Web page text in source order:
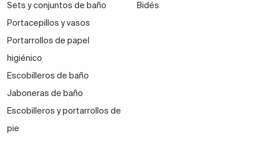
Sets y conjuntos de baño
Portacepillos y vasos
Portarrollos de papel
higiénico
Escobilleros de baño
Jaboneras de baño
Escobilleros y portarrollos de
pie
Bidés